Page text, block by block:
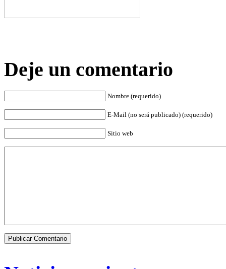
Deje un comentario
Nombre (requerido)
E-Mail (no será publicado) (requerido)
Sitio web